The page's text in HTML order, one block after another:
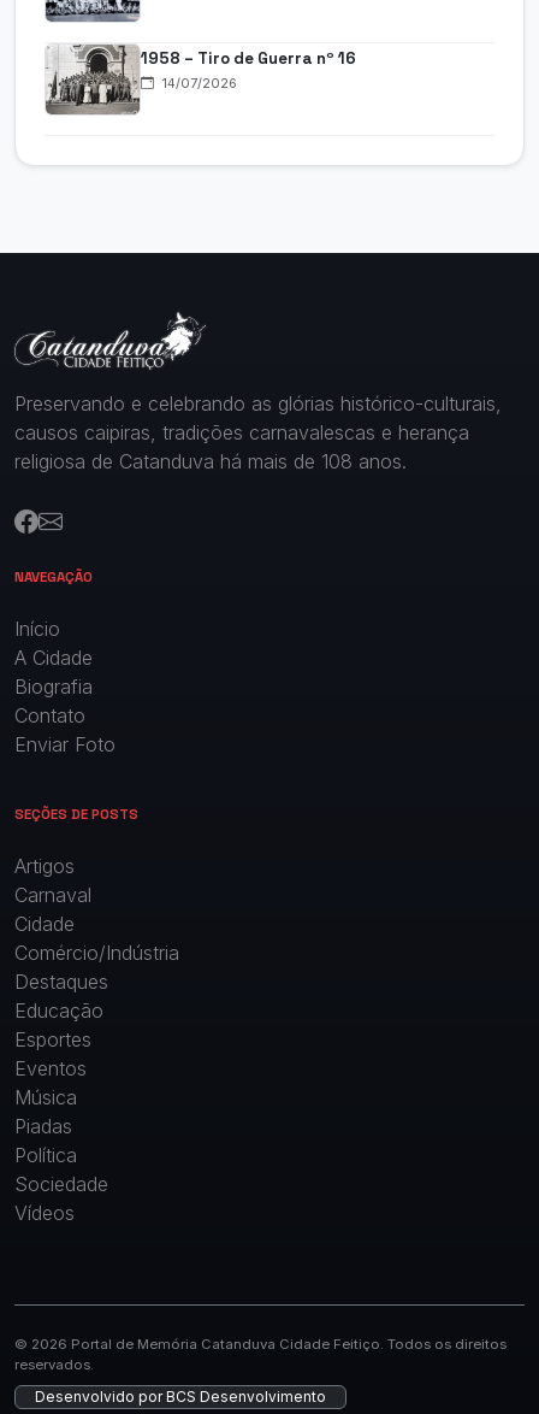
1958 – Tiro de Guerra nº 16
14/07/2026
Preservando e celebrando as glórias histórico-culturais,
causos caipiras, tradições carnavalescas e herança
religiosa de Catanduva há mais de 108 anos.
NAVEGAÇÃO
Início
A Cidade
Biografia
Contato
Enviar Foto
SEÇÕES DE POSTS
Artigos
Carnaval
Cidade
Comércio/Indústria
Destaques
Educação
Esportes
Eventos
Música
Piadas
Política
Sociedade
Vídeos
© 2026 Portal de Memória Catanduva Cidade Feitiço. Todos os direitos
reservados.
Desenvolvido porBCS Desenvolvimento